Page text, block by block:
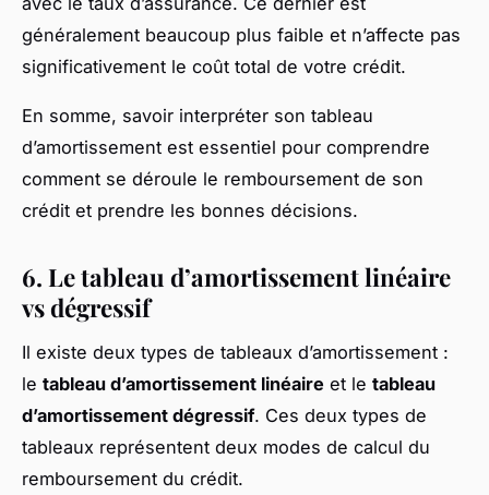
généralement beaucoup plus faible et n’affecte pas
significativement le coût total de votre crédit.
En somme, savoir interpréter son tableau
d’amortissement est essentiel pour comprendre
comment se déroule le remboursement de son
crédit et prendre les bonnes décisions.
6. Le tableau d’amortissement linéaire
vs dégressif
Il existe deux types de tableaux d’amortissement :
le tableau d’amortissement linéaire et le tableau
d’amortissement dégressif. Ces deux types de
tableaux représentent deux modes de calcul du
remboursement du crédit.